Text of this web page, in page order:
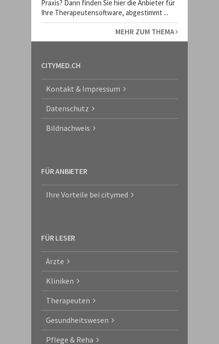
Praxis? Dann finden Sie hier die Anbieter für
Ihre Therapeutensoftware, abgestimmt ...
MEHR ZUM THEMA
CITYMED.CH
Kontakt & Impressum
Datenschutz
Bildnachweis
FÜR ANBIETER
Ihre Vorteile bei citymed
FÜR LESER
Ärzte
Kliniken
Therapeuten
Gesundheitswesen
Pflege & Reha